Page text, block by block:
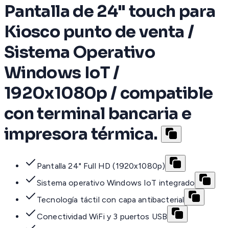
Pantalla de 24" touch para
Kiosco punto de venta /
Sistema Operativo
Windows IoT /
1920x1080p / compatible
con terminal bancaria e
impresora térmica.
Pantalla 24" Full HD (1920x1080p)
Sistema operativo Windows IoT integrado
Tecnología táctil con capa antibacterial
Conectividad WiFi y 3 puertos USB